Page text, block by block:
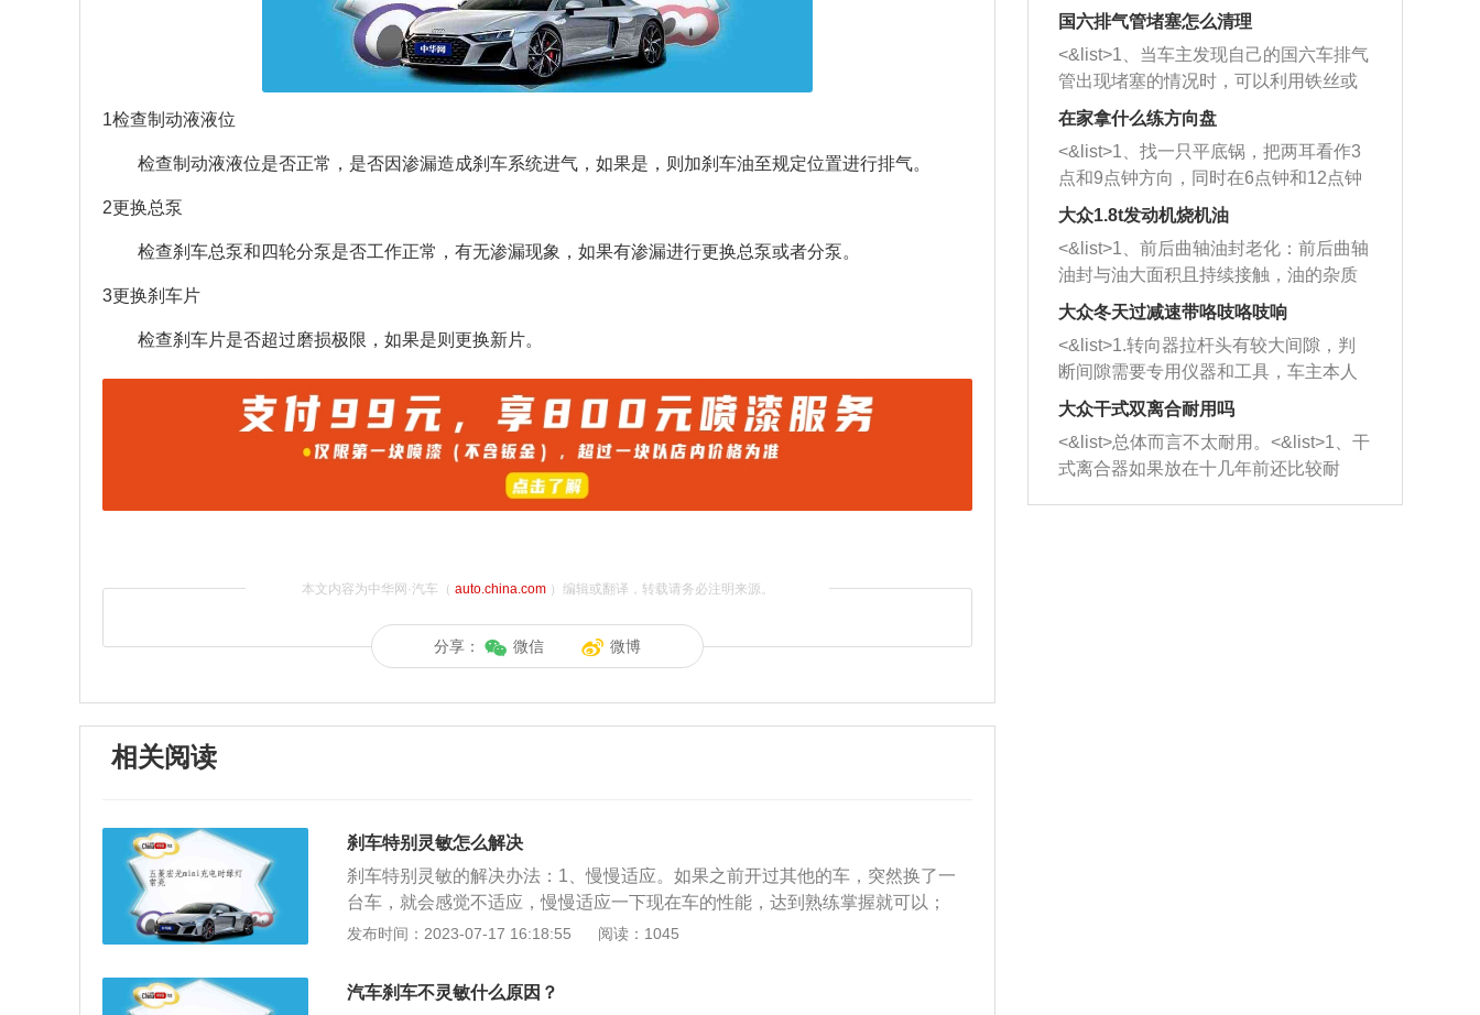
1检查制动液液位
检查制动液液位是否正常，是否因渗漏造成刹车系统进气，如果是，则加刹车油至规定位置进行排气。
2更换总泵
检查刹车总泵和四轮分泵是否工作正常，有无渗漏现象，如果有渗漏进行更换总泵或者分泵。
3更换刹车片
检查刹车片是否超过磨损极限，如果是则更换新片。
本文内容为中华网·汽车（ auto.china.com）编辑或翻译，转载请务必注明来源。
分享： 微信 微博
相关阅读
刹车特别灵敏怎么解决
刹车特别灵敏的解决办法：1、慢慢适应。如果之前开过其他的车，突然换了一
台车，就会感觉不适应，慢慢适应一下现在车的性能，达到熟练掌握就可以；
2、掌握要领，在车辆比较少的道路上，驾驶汽车先熟悉一下刹车的性能，经常
轻，不要猛踩刹车。熟悉以后，就可以应用自如；4、点刹车。点刹车，就是点
一下刹车踏板，然后迅速抬起，再点再抬，反复操作。这样会避免因为刹车灵敏
发布时间：2023-07-17 16:18:55 阅读：1045
汽车刹车不灵敏什么原因？
牌，但是中高低端的轮胎都有生产，这
也是为了更好的开拓市场。
国六排气管堵塞怎么清理
<&list>1、当车主发现自己的国六车排气
管出现堵塞的情况时，可以利用铁丝或
者是细棍，直接将杂物给取出来，如果
堵塞情况比较严重，也可以采取应急措
施。 <&list>2、直接利用木棍将所有的
杂物推到排气管里面的位置处，然后将
三元催化器拆解开，就可以将堵塞的东
西取出来。但如果是因为积碳过多引起
的堵塞，就需要将三元催化器泡在草酸
洗剂对堵塞的情况得到解决，将清洗剂
放在燃油箱中，与燃油混合后，车辆启
动时，就可以和汽油一起进入到燃烧
室，最后形成废气排出，就可以让三元
催化器得到清洗，排气管堵塞的情况就
能够得到解决。
在家拿什么练方向盘
<&list>1、找一只平底锅，把两耳看作3
点和9点钟方向，同时在6点钟和12点钟
方向做一个标记。 <&list>2、双手握住
一圈半的练习，往右同样也要打相同的
圈数。 <&list>3、最后强调要反复练
习，这样就可以形成肌肉记忆，在真实
驾驶车辆时，不需要记忆也能打好方
向。
大众1.8t发动机烧机油
<&list>1、前后曲轴油封老化：前后曲轴
油封与油大面积且持续接触，油的杂质
和发动机内持续温度变化使其密封效果
逐渐减弱，导致渗油或漏油。<&list>2、
活塞间隙过大：积碳会使活塞环与缸体
的间隙扩大，导致机油流入燃烧室中，
造成烧机油。<&list>3、机油粘度。使用
机油粘度过小的话，同样会有烧机油现
象，机油粘度过小具有很好的流动性，
大众冬天过减速带咯吱咯吱响
<&list>1.转向器拉杆头有较大间隙，判
断间隙需要专用仪器和工具，车主本人
无法制作，需要将车辆送到修理厂或4s
店；<&list>2.车辆半轴套管防尘罩破
裂，破裂后会出现漏油现象，使半轴磨
损严重，磨损的半轴容易损坏，产生异
响；<&list>3.稳定器的转向胶套和球头
大众干式双离合耐用吗
<&list>总体而言不太耐用。<&list>1、干
式离合器如果放在十几年前还比较耐